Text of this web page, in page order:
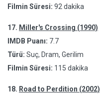
Filmin Süresi: 92 dakika
17. Miller's Crossing (1990)
IMDB Puanı: 7.7
Türü: Suç, Dram, Gerilim
Filmin Süresi: 115 dakika
18. Road to Perdition (2002)